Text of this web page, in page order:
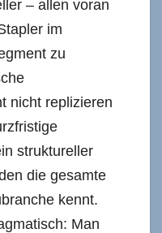
– allen voran
im
zu
nicht replizieren
struktureller
die gesamte
kennt.
Man